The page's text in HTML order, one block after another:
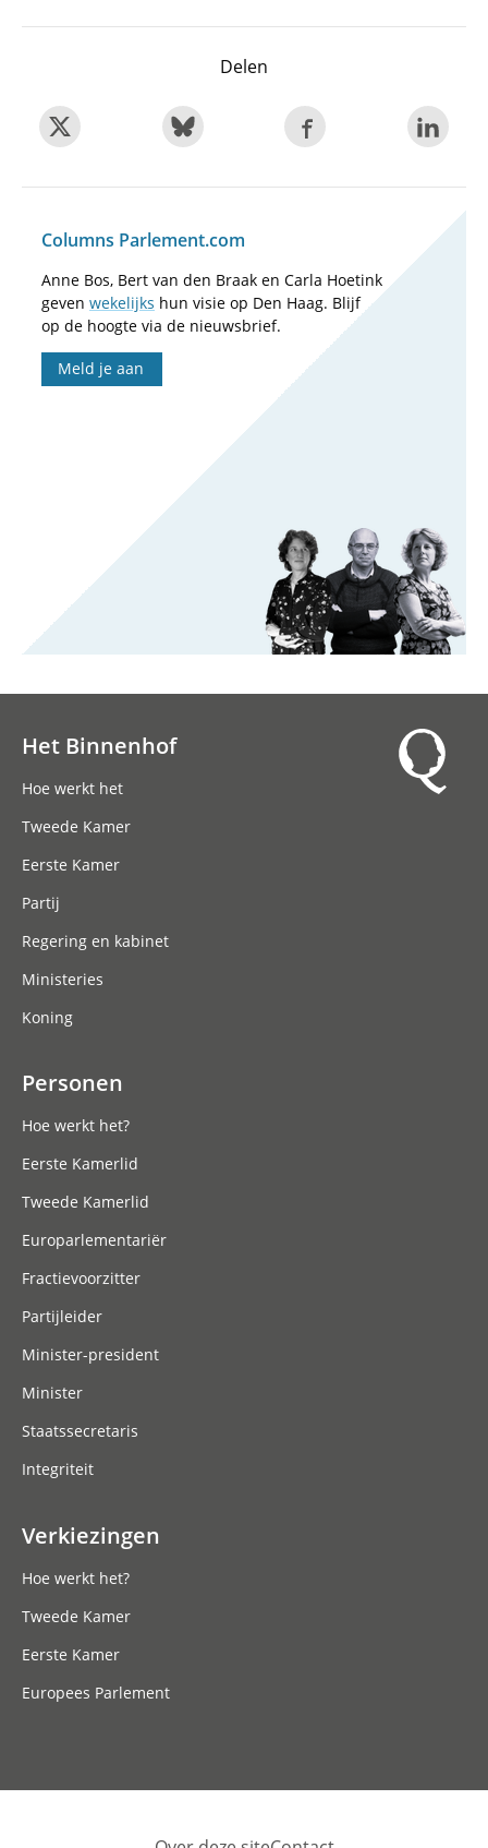
Delen
Columns Parlement.com
Anne Bos, Bert van den Braak en Carla Hoetink
geven wekelijks hun visie op Den Haag. Blijf
op de hoogte via de nieuwsbrief.
Meld je aan
Het Binnenhof
Hoe werkt het
Tweede Kamer
Eerste Kamer
Partij
Regering en kabinet
Ministeries
Koning
Personen
Hoe werkt het?
Eerste Kamerlid
Tweede Kamerlid
Europarlementariër
Fractievoorzitter
Partijleider
Minister-president
Minister
Staatssecretaris
Integriteit
Verkiezingen
Hoe werkt het?
Tweede Kamer
Eerste Kamer
Europees Parlement